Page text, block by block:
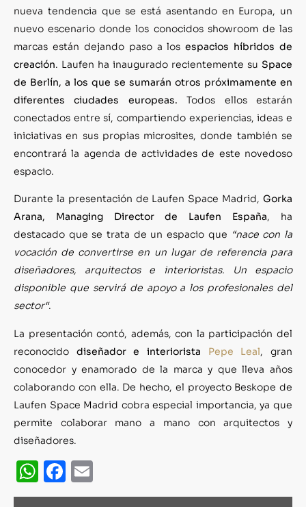
nueva tendencia que se está asentando en Europa, un
nuevo escenario donde los conocidos showroom de las
marcas están dejando paso a losespacios híbridos de
creación. Laufen ha inaugurado recientemente su Space
de Berlín, a los que se sumarán otros próximamente en
diferentes ciudades europeas. Todos ellos estarán
conectados entre sí, compartiendo experiencias, ideas e
iniciativas en sus propias microsites, donde también se
encontrará la agenda de actividades de este novedoso
espacio.
Durante la presentación de Laufen Space Madrid, Gorka
Arana, Managing Director de Laufen España, ha
destacado que se trata de un espacio que “nace con la
vocación de convertirse en un lugar de referencia para
diseñadores, arquitectos e interioristas. Un espacio
disponible que servirá de apoyo a los profesionales del
sector“.
La presentación contó, además, con la participación del
reconocido diseñador e interiorista Pepe Leal, gran
conocedor y enamorado de la marca y que lleva años
colaborando con ella. De hecho, el proyecto Beskope de
Laufen Space Madrid cobra especial importancia, ya que
permite colaborar mano a mano con arquitectos y
diseñadores.
WhatsApp
Facebook